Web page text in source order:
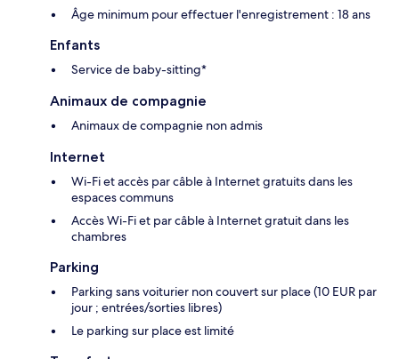
Âge minimum pour effectuer l'enregistrement : 18 ans
Enfants
Service de baby-sitting*
Animaux de compagnie
Animaux de compagnie non admis
Internet
Wi-Fi et accès par câble à Internet gratuits dans les
espaces communs
Accès Wi-Fi et par câble à Internet gratuit dans les
chambres
Parking
Parking sans voiturier non couvert sur place (10 EUR par
jour ; entrées/sorties libres)
Le parking sur place est limité